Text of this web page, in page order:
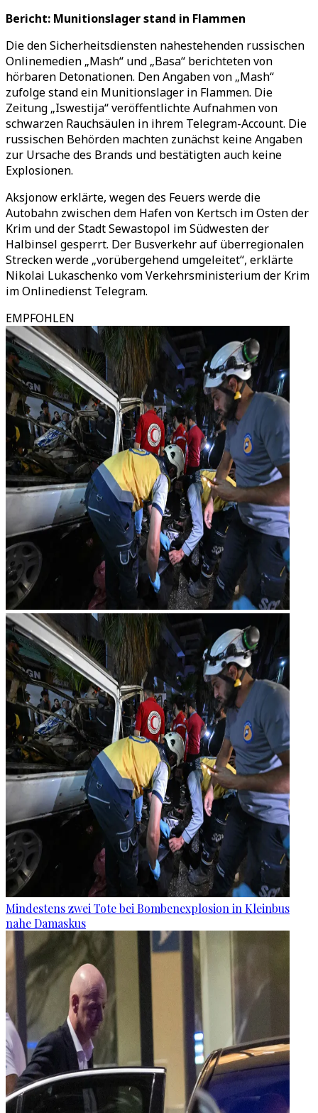
Bericht: Munitionslager stand in Flammen
Die den Sicherheitsdiensten nahestehenden russischen
Onlinemedien „Mash“ und „Basa“ berichteten von
hörbaren Detonationen. Den Angaben von „Mash“
zufolge stand ein Munitionslager in Flammen. Die
Zeitung „Iswestija“ veröffentlichte Aufnahmen von
schwarzen Rauchsäulen in ihrem Telegram-Account. Die
russischen Behörden machten zunächst keine Angaben
zur Ursache des Brands und bestätigten auch keine
Explosionen.
Aksjonow erklärte, wegen des Feuers werde die
Autobahn zwischen dem Hafen von Kertsch im Osten der
Krim und der Stadt Sewastopol im Südwesten der
Halbinsel gesperrt. Der Busverkehr auf überregionalen
Strecken werde „vorübergehend umgeleitet“, erklärte
Nikolai Lukaschenko vom Verkehrsministerium der Krim
im Onlinedienst Telegram.
EMPFOHLEN
Mindestens zwei Tote bei Bombenexplosion in Kleinbus
nahe Damaskus